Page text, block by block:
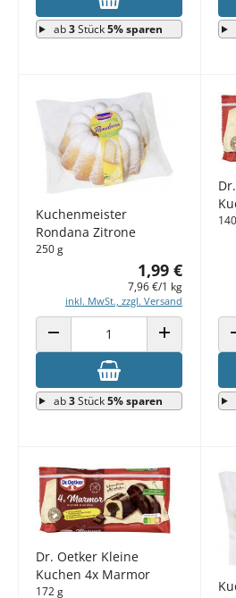
ab3Stück5% sparen
Kuchenmeister
Rondana Zitrone
250 g
1,99 €
7,96 €/1 kg
inkl. MwSt., zzgl. Versand
ANZAHL VERRINGERN ANZAHL
ab3Stück5% sparen
Dr. Oetker Kleine
Kuchen 4x Marmor
172 g